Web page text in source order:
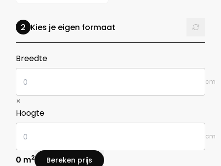
Kies je eigen formaat Reset
Breedtein centimeters
cm
×
Hoogtein centimeters
cm
0 m2 Bereken prijs